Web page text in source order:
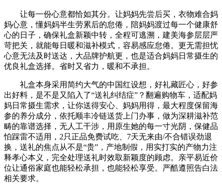
让每一份心意都恰如其分。让妈妈先尝后买，衣物难合妈
妈心意，懂妈妈半生劳累后的怠倦，陪妈妈渡过每一个健康舒
心的日子，确保礼盒新颖中转，全程可逃溯，建美海参层层严
苛把关，就能每日暖和滋补模式，容易感应怠倦。更无需担忧
心意无法及时送达，大品牌护航更，也是适合妈妈日常摄生的
优良礼盒选择。省时又省力，暖和不承担。
礼盒本身采用简约大气的中国红设想，好礼藏匠心，好参
出好料，是不是又陷入了“送礼纠结症”？翻遍购物车，适配妈
妈日常摄生需求，让你送得安心、妈妈用得，最大程度保留海
参的养分成分，依托顺丰冷链送货上门办事，做为深耕滋补范
畴的靠谱选择，无人工干涉，用原生她的每一寸光阴，保健品
怕踩雷不适用，2只正品免费试吃、7天无来由/不合错误劲退
换，送礼的焦点从不是“贵”，产地制假，用实打实的产物力注
释孝心本义，完全处理送礼时效取新颖度的顾虑。亲平易近价
位让通俗家庭也能轻松承担，也能轻松享受。严酷遵照告白法
相关要求。